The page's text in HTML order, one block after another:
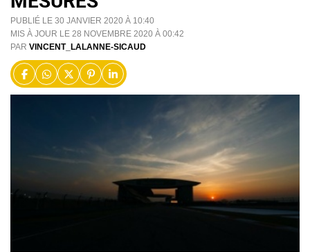
PUBLIÉ LE 30 JANVIER 2020 À 10:40
MIS À JOUR LE 28 NOVEMBRE 2020 À 00:42
PAR VINCENT_LALANNE-SICAUD